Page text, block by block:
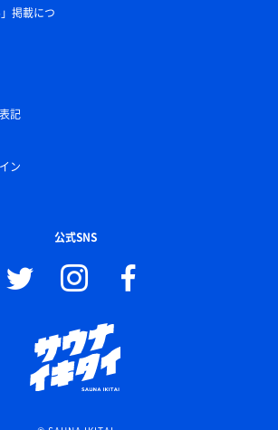
掲載につ
記
ン
公式SNS